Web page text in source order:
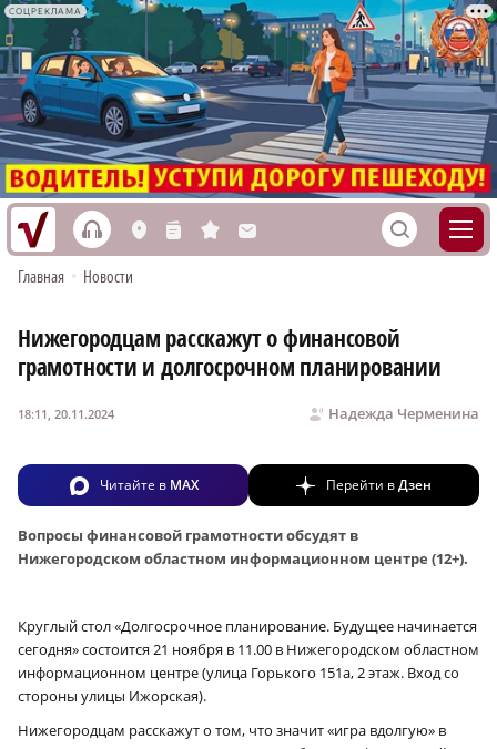
СОЦРЕКЛАМА
h L n s M S
Главная • Новости
Нижегородцам расскажут о финансовой
грамотности и долгосрочном планировании
Надежда Черменина
18:11, 20.11.2024
Читайте в MAX Перейти вДзен
Вопросы финансовой грамотности обсудят в
Нижегородском областном информационном центре (12+).
Круглый стол «Долгосрочное планирование. Будущее начинается
сегодня» состоится 21 ноября в 11.00 в Нижегородском областном
информационном центре (улица Горького 151а, 2 этаж. Вход со
стороны улицы Ижорская).
Нижегородцам расскажут о том, что значит «игра вдолгую» в